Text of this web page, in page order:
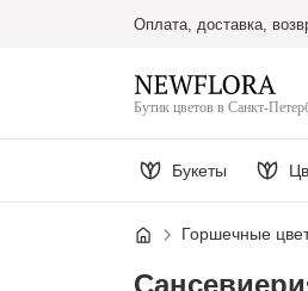
Оплата, доставка,
Бутик цветов в Санкт-
Букеты
Горшечные